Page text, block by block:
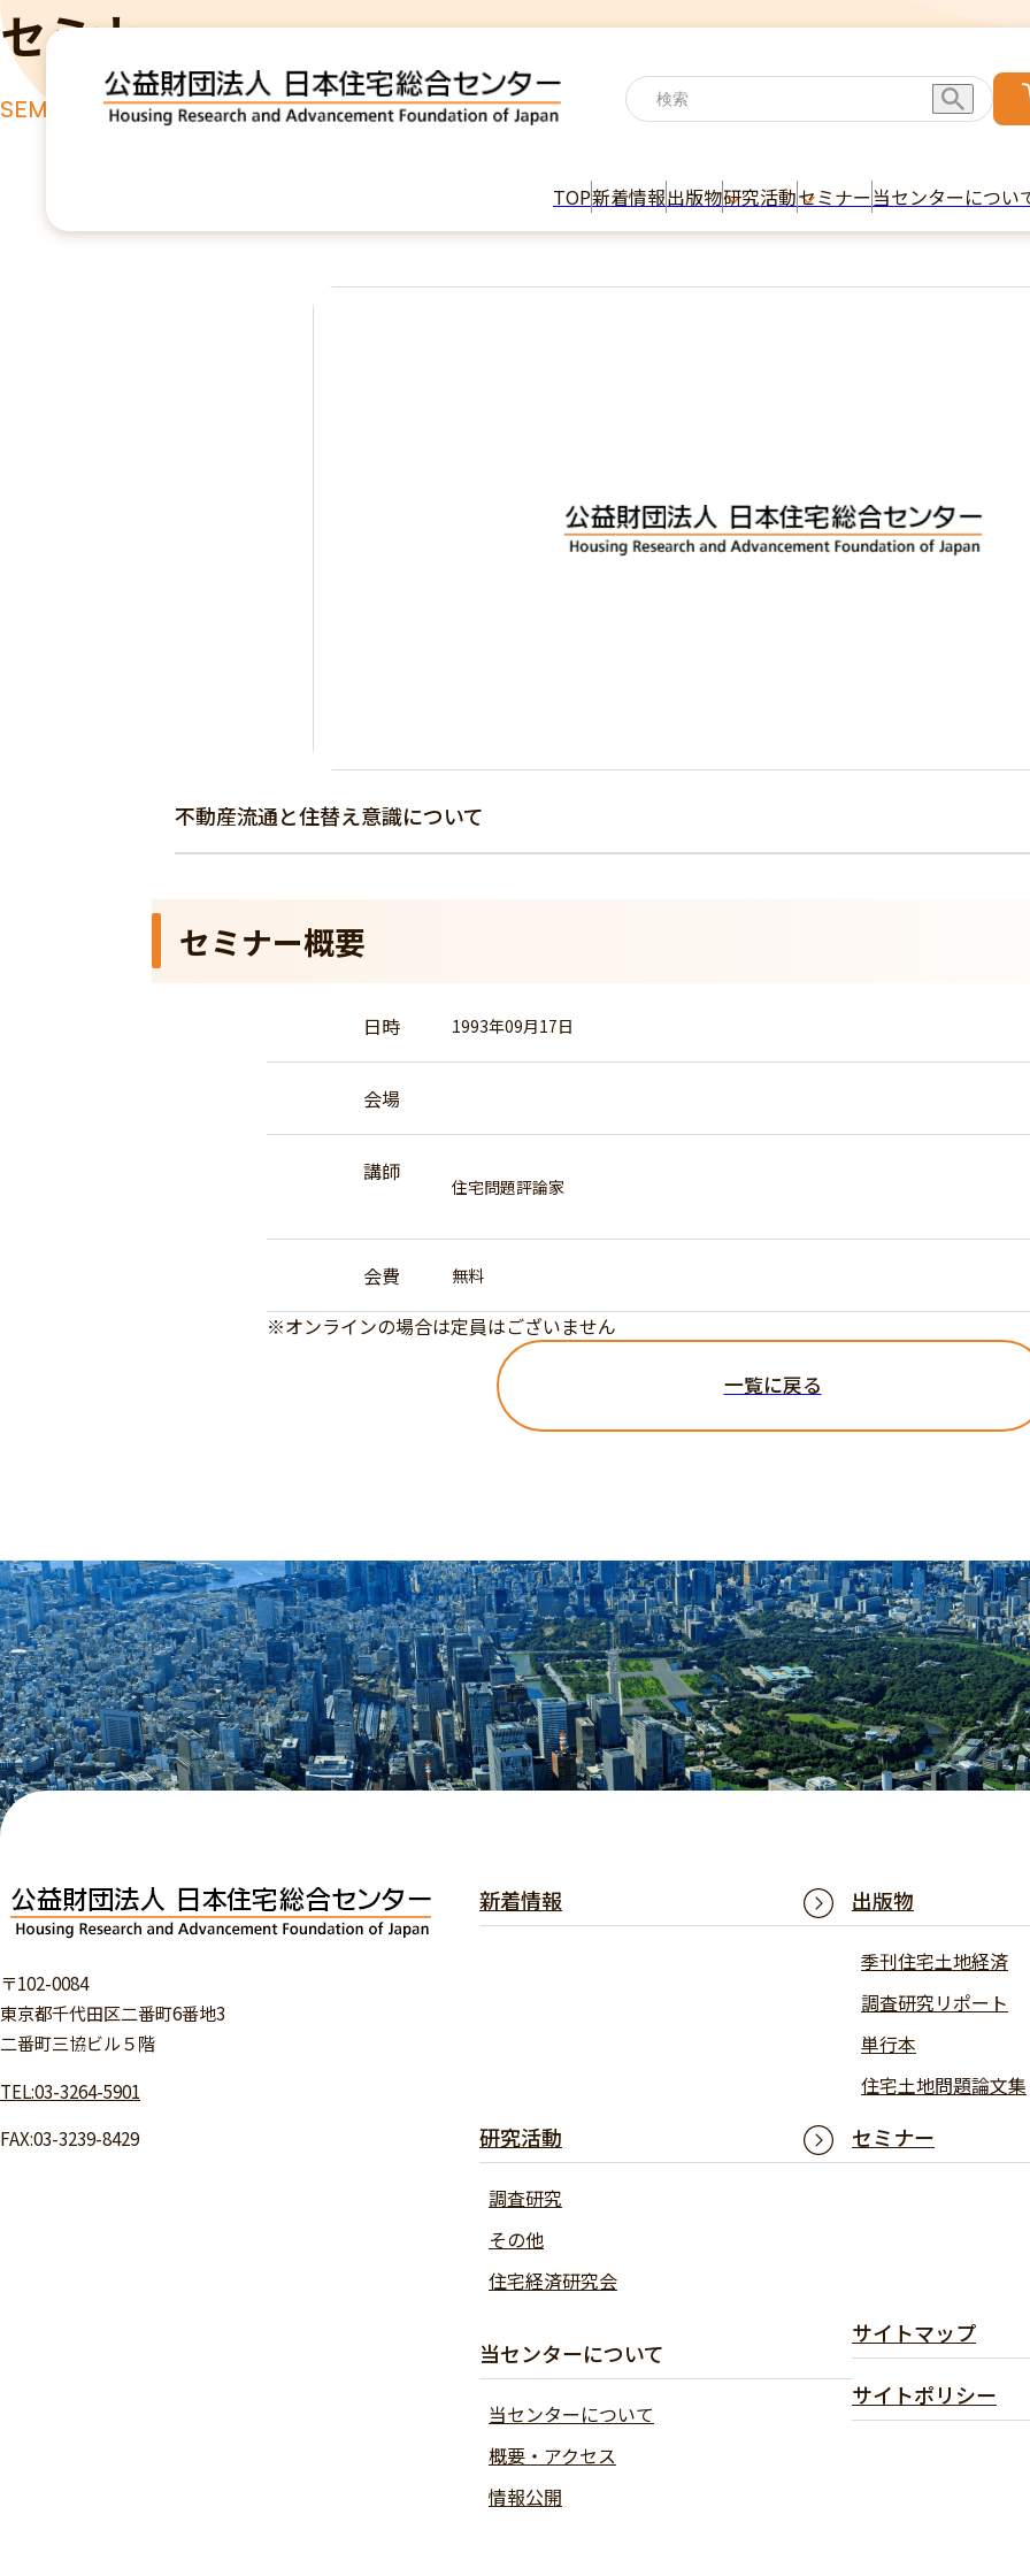
TOP新着情報出版物研究活動セミナー当センターについ
セミナー
SEMINAR
不動産流通と住替え意識について
セミナー概要
日時 1993年09月17日
会場
講師
住宅問題評論家
会費 無料
※オンラインの場合は定員はございません
一覧に戻る
〒102-0084
東京都千代田区二番町6番地3
二番町三協ビル５階
TEL:03-3264-5901
FAX:03-3239-8429
新着情報 出版物
季刊住宅土地経済
調査研究リポート
単行本
住宅土地問題論文集
研究活動
調査研究
その他
住宅経済研究会
セミナー
当センターについて
当センターについて
概要・アクセス
情報公開
サイトマップ
サイトポリシー